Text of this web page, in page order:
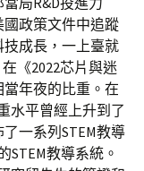
政策文件中追蹤
成長，一上臺就
《2022芯片與迷
年夜的比重。在
水平曾經上升到了
一系列STEM教導
STEM教導系統。